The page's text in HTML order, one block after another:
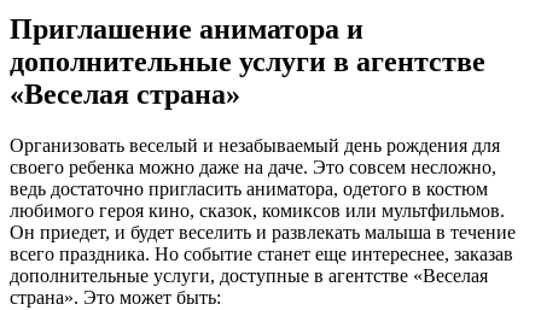
Приглашение аниматора и
дополнительные услуги в агентстве
«Веселая страна»
Организовать веселый и незабываемый день рождения для
своего ребенка можно даже на даче. Это совсем несложно,
ведь достаточно пригласить аниматора, одетого в костюм
любимого героя кино, сказок, комиксов или мультфильмов.
Он приедет, и будет веселить и развлекать малыша в течение
всего праздника. Но событие станет еще интереснее, заказав
дополнительные услуги, доступные в агентстве «Веселая
страна». Это может быть: